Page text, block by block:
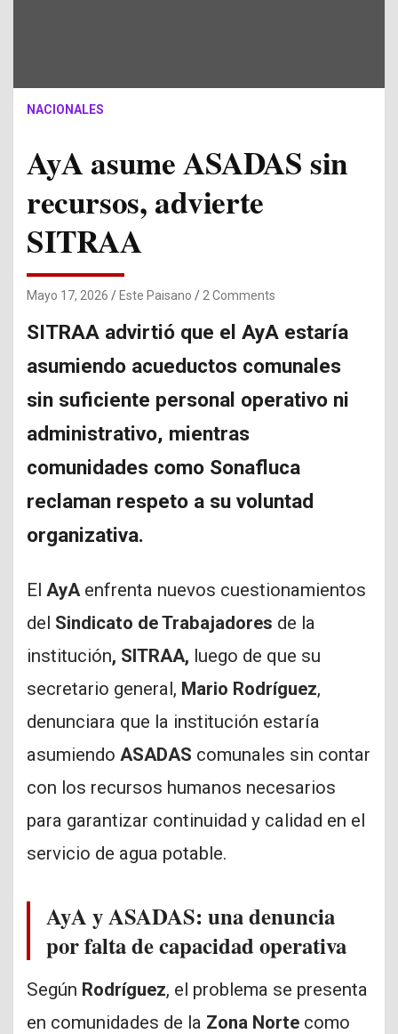
NACIONALES
AyA asume ASADAS sin
recursos, advierte
SITRAA
Mayo 17, 2026 Este Paisano 2 Comments
SITRAA advirtió que el AyA estaría
asumiendo acueductos comunales
sin suficiente personal operativo ni
administrativo, mientras
comunidades como Sonafluca
reclaman respeto a su voluntad
organizativa.
El AyA enfrenta nuevos cuestionamientos
del Sindicato de Trabajadores de la
institución, SITRAA, luego de que su
secretario general, Mario Rodríguez,
denunciara que la institución estaría
asumiendo ASADAS comunales sin contar
con los recursos humanos necesarios
para garantizar continuidad y calidad en el
servicio de agua potable.
AyA y ASADAS: una denuncia
por falta de capacidad operativa
Según Rodríguez, el problema se presenta
en comunidades de la Zona Norte como